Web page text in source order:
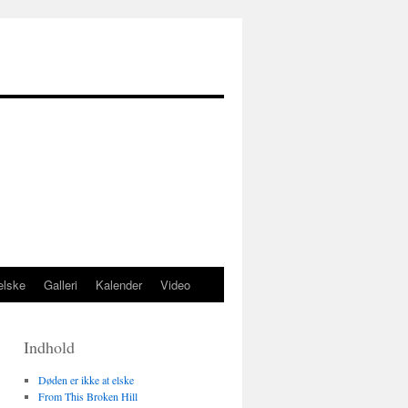
Galleri Kalender Video
Indhold
Døden er ikke at elske
From This Broken Hill